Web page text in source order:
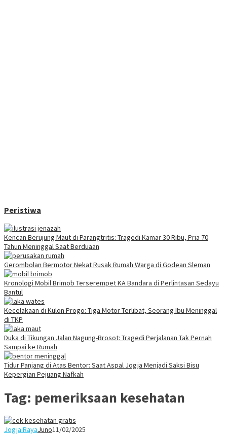
Peristiwa
Kencan Berujung Maut di Parangtritis: Tragedi Kamar 30 Ribu, Pria 70
Tahun Meninggal Saat Berduaan
Gerombolan Bermotor Nekat Rusak Rumah Warga di Godean Sleman
Kronologi Mobil Brimob Terserempet KA Bandara di Perlintasan Sedayu
Bantul
Kecelakaan di Kulon Progo: Tiga Motor Terlibat, Seorang Ibu Meninggal
di TKP
Duka di Tikungan Jalan Nagung-Brosot: Tragedi Perjalanan Tak Pernah
Sampai ke Rumah
Tidur Panjang di Atas Bentor: Saat Aspal Jogja Menjadi Saksi Bisu
Kepergian Pejuang Nafkah
Tag: pemeriksaan kesehatan
Jogja RayaJuno11/02/2025